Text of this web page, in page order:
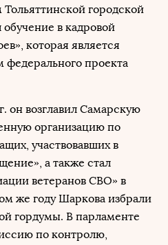
Тольяттинской городской
в кадровой
которая является
федерального проекта
он возглавил Самарскую
организацию по
участвовавших в
а также стал
ветеранов СВО» в
же году Шаркова избрали
гордумы. В парламенте
по контролю,